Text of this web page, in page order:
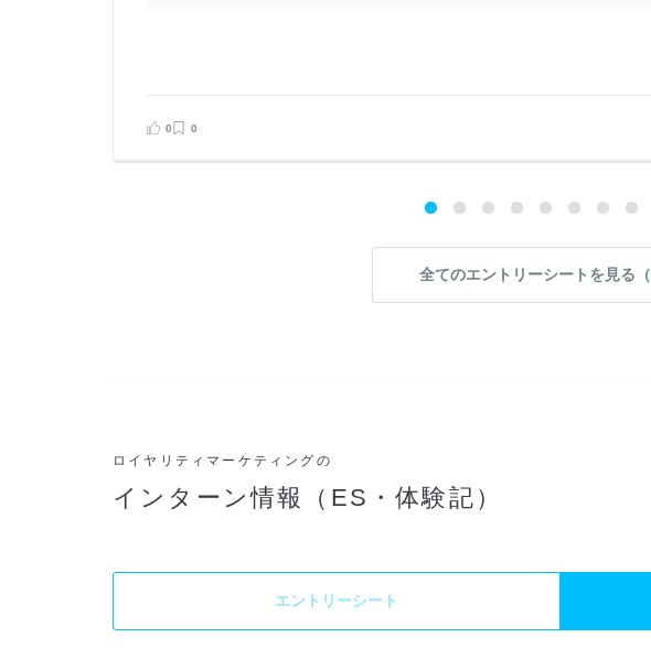
0 0
全てのエントリーシートを見る（
ロイヤリティマーケティングの
インターン情報（ES・体験記）
エントリーシート